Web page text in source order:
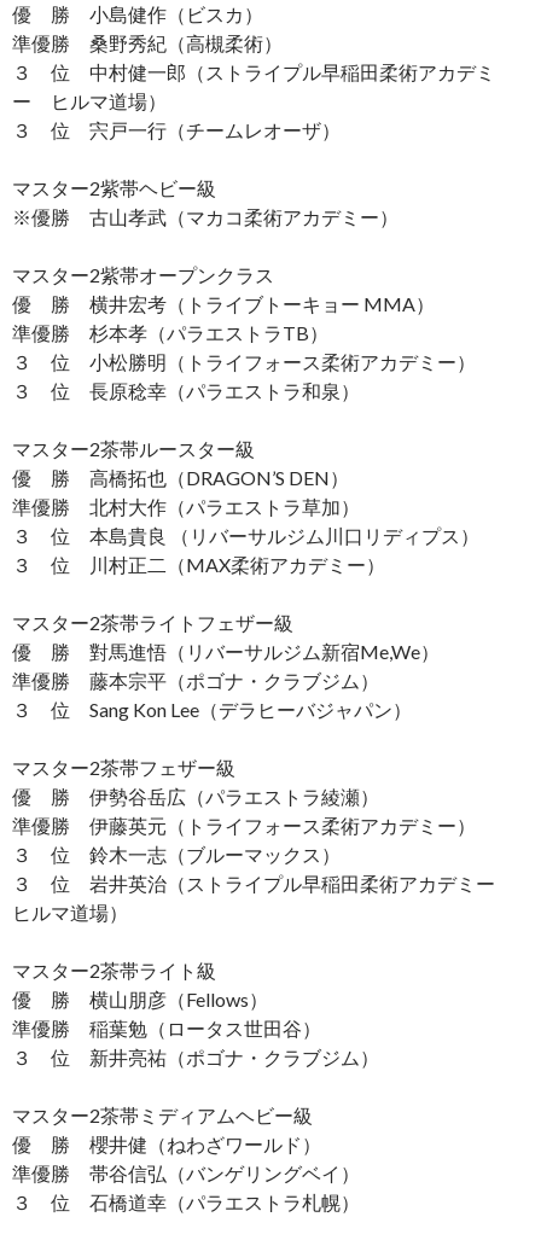
優 勝 小島健作（ビスカ）
準優勝 桑野秀紀（高槻柔術）
３ 位 中村健一郎（ストライプル早稲田柔術アカデミ
ー ヒルマ道場）
３ 位 宍戸一行（チームレオーザ）
マスター2紫帯ヘビー級
※優勝 古山孝武（マカコ柔術アカデミー）
マスター2紫帯オープンクラス
優 勝 横井宏考（トライブトーキョー MMA）
準優勝 杉本孝（パラエストラTB）
３ 位 小松勝明（トライフォース柔術アカデミー）
３ 位 長原稔幸（パラエストラ和泉）
マスター2茶帯ルースター級
優 勝 高橋拓也（DRAGON’S DEN）
準優勝 北村大作（パラエストラ草加）
３ 位 本島貴良 （リバーサルジム川口リディプス）
３ 位 川村正二（MAX柔術アカデミー）
マスター2茶帯ライトフェザー級
優 勝 對馬進悟（リバーサルジム新宿Me,We）
準優勝 藤本宗平（ポゴナ・クラブジム）
３ 位 Sang Kon Lee（デラヒーバジャパン）
マスター2茶帯フェザー級
優 勝 伊勢谷岳広（パラエストラ綾瀬）
準優勝 伊藤英元（トライフォース柔術アカデミー）
３ 位 鈴木一志（ブルーマックス）
３ 位 岩井英治（ストライプル早稲田柔術アカデミー
ヒルマ道場）
マスター2茶帯ライト級
優 勝 横山朋彦（Fellows）
準優勝 稲葉勉（ロータス世田谷）
３ 位 新井亮祐（ポゴナ・クラブジム）
マスター2茶帯ミディアムヘビー級
優 勝 櫻井健（ねわざワールド）
準優勝 帯谷信弘（バンゲリングベイ）
３ 位 石橋道幸（パラエストラ札幌）